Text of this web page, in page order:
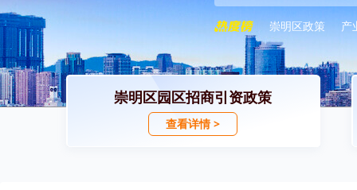
崇明区政策 产
崇明区园区招商引资政策
查看详情 >